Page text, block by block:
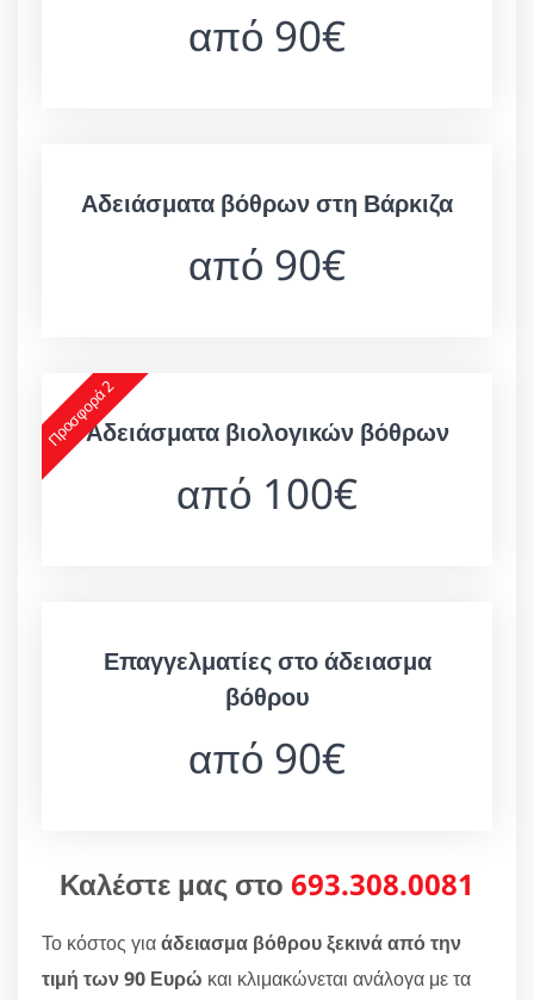
από 90€
Αδειάσματα βόθρων στη Βάρκιζα
από 90€
Προσφορά 2Αδειάσματα βιολογικών βόθρων
από 100€
Επαγγελματίες στο άδειασμα
βόθρου
από 90€
Καλέστε μας στο 693.308.0081
Το κόστος γιαάδειασμα βόθρου ξεκινά από την
τιμή των 90 Ευρώ και κλιμακώνεται ανάλογα με τα